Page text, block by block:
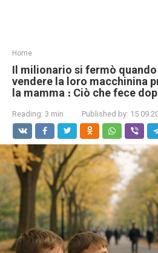
Home
Il milionario si fermò
vendere la loro macchinina
la mamma ։ Ciò che fece
Reading: 3 min Published by: